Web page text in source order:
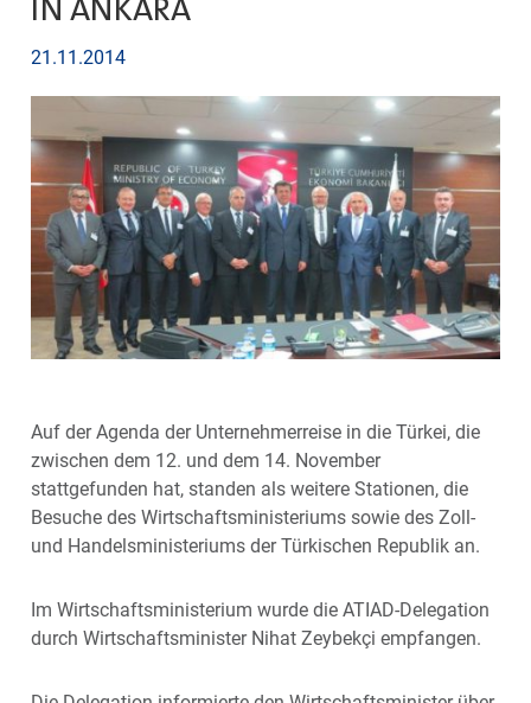
IN ANKARA
21.11.2014
Auf der Agenda der Unternehmerreise in die Türkei, die
zwischen dem 12. und dem 14. November
stattgefunden hat, standen als weitere Stationen, die
Besuche des Wirtschaftsministeriums sowie des Zoll-
und Handelsministeriums der Türkischen Republik an.
Im Wirtschaftsministerium wurde die ATIAD-Delegation
durch Wirtschaftsminister Nihat Zeybekçi empfangen.